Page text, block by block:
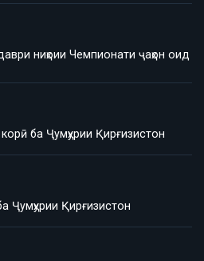
ниҳоии Чемпионати ҷаҳон оид
ба Ҷумҳурии Қирғизистон
Ҷумҳурии Қирғизистон